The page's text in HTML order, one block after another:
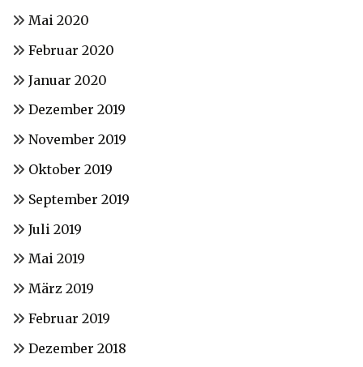
Mai 2020
Februar 2020
Januar 2020
Dezember 2019
November 2019
Oktober 2019
September 2019
Juli 2019
Mai 2019
März 2019
Februar 2019
Dezember 2018